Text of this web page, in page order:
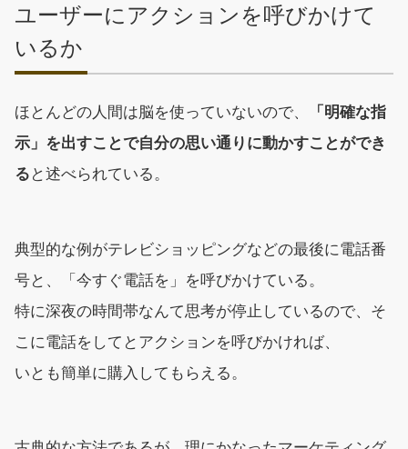
ユーザーにアクションを呼びかけて
いるか
ほとんどの人間は脳を使っていないので、
「明確な指
示」を出すことで自分の思い通りに動かすことができ
る と述べられている。
典型的な例がテレビショッピングなどの最後に電話番
号と、「今すぐ電話を」を呼びかけている。
特に深夜の時間帯なんて思考が停止しているので、そ
こに電話をしてとアクションを呼びかければ、
いとも簡単に購入してもらえる。